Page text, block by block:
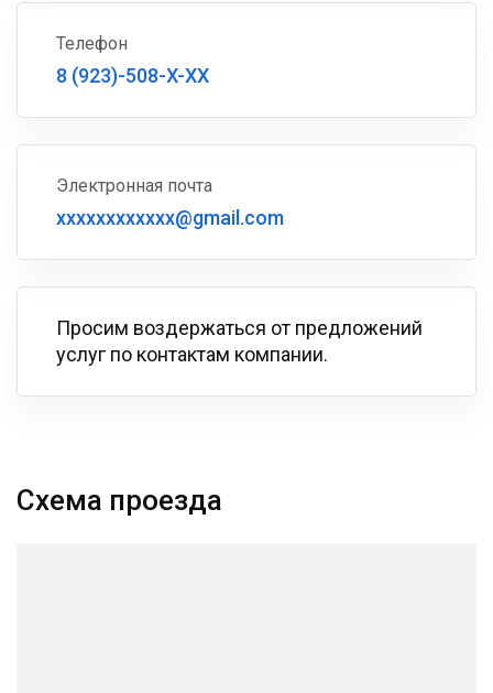
Телефон
8 (923)-508-X-XX
Электронная почта
xxxxxxxxxxxx@gmail.com
Просим воздержаться от предложений
услуг по контактам компании.
Схема проезда